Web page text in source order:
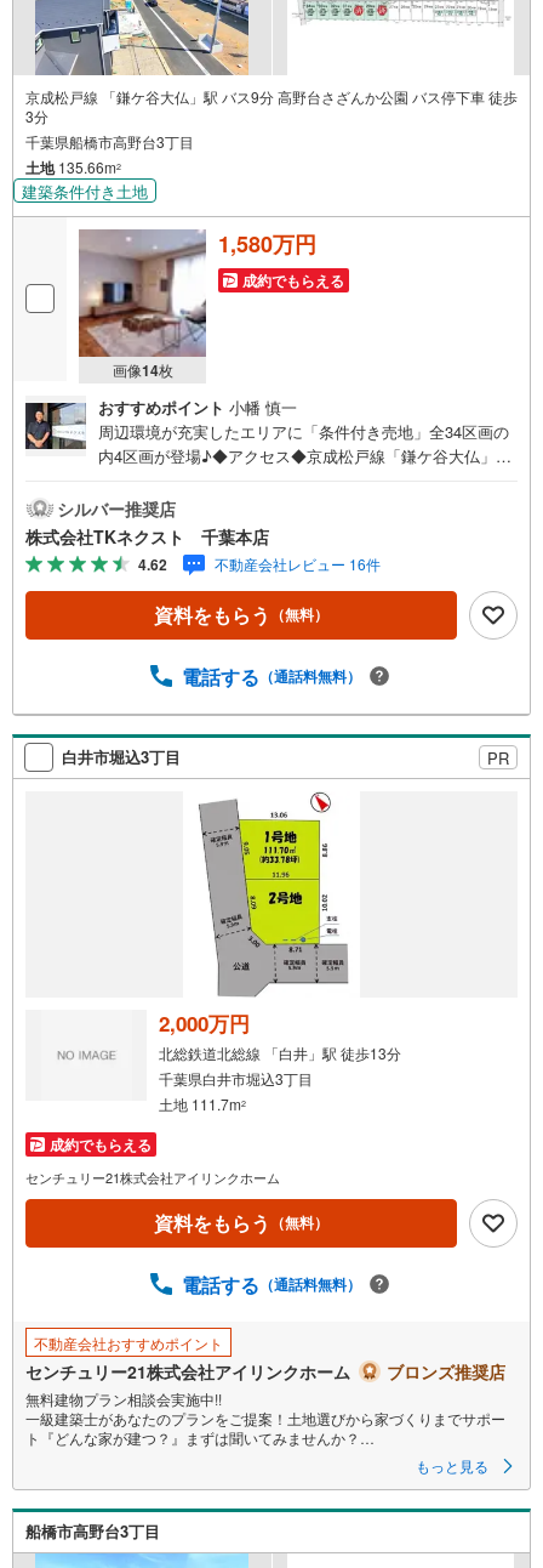
京成松戸線 「鎌ケ谷大仏」駅 バス9分 高野台さざんか公園 バス停下車 徒歩
3分
千葉県船橋市高野台3丁目
土地135.66m2
建築条件付き土地
画像14枚
1,580万円
成約でもらえる
おすすめポイント 小幡 慎一
周辺環境が充実したエリアに「条件付き売地」全34区画の
内4区画が登場♪◆アクセス◆京成松戸線「鎌ケ谷大仏」
家族の多い分譲地は、困ったときも心強い♪人気のエリア
で条件付き売地をお得に購入♪ご家族のライフスタイルや
ニーズに合わせた設計ができる♪土地約40～45坪、多彩な
プランが可能な広さ♪忙しい方にも嬉しいスーパーやコン
ビニが徒歩圏内♪お子様とすぐに遊びに行ける距離に公園
があるのは嬉しい♪◆周辺環境◆船橋市立八木が谷北小学
保育園 徒歩23分食鮮館ヒフミ 徒歩5分ローソン白井根
分閑静な住宅街で、緑が多く公園も点在している船橋市高
野台3丁目に条件付き売地が登場です!!近くに日本大学理工
学部があり、学生向けの施設や商店も見られ、幹線道路か
ら少し入った落ち着いた雰囲気のエリアです♪
シルバー推奨店
株式会社TKネクスト 千葉本店
4.62 不動産会社レビュー 16件
資料をもらう （無料）
電話する （通話料無料）
白井市堀込3丁目 PR
2,000万円
北総鉄道北総線 「白井」駅 徒歩13分
千葉県白井市堀込3丁目
土地 111.7m2
成約でもらえる
センチュリー21株式会社アイリンクホーム
資料をもらう （無料）
電話する （通話料無料）
不動産会社おすすめポイント
センチュリー21株式会社アイリンクホーム ブロンズ推奨店
無料建物プラン相談会実施中!!
一級建築士があなたのプランをご提案！土地選びから家づくりまでサポー
ト『どんな家が建つ？』まずは聞いてみませんか？
～住まい探しなら【アイリンクホーム】にお任せください～
北総線『白井』駅徒歩13分～
池の上小学校 徒歩9分
てらお（スーパー）徒歩2分
もっと見る
船橋市高野台3丁目